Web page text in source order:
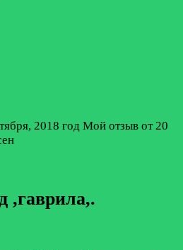
2018 год Мой отзыв от 20
,гаврила,.